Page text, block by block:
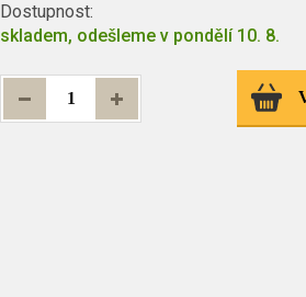
Dostupnost:
skladem, odešleme v pondělí 10. 8.